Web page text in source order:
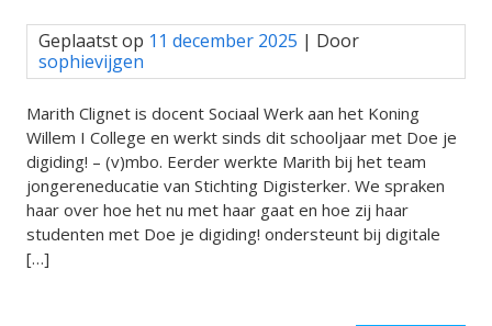
Geplaatst op 11 december 2025 | Door
sophievijgen
Marith Clignet is docent Sociaal Werk aan het Koning
Willem I College en werkt sinds dit schooljaar met Doe je
digiding! – (v)mbo. Eerder werkte Marith bij het team
jongereneducatie van Stichting Digisterker. We spraken
haar over hoe het nu met haar gaat en hoe zij haar
studenten met Doe je digiding! ondersteunt bij digitale
[…]